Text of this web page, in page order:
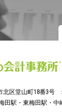
北区堂山町18番3号
田駅・東梅田駅・中